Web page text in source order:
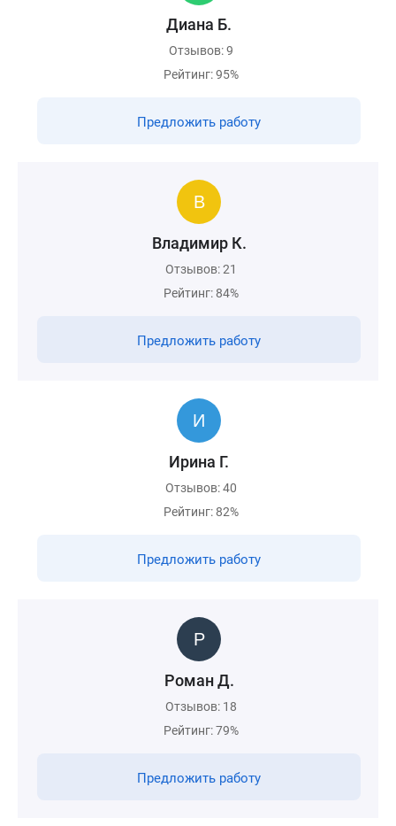
Диана Б.
Отзывов: 9
Рейтинг: 95%
Предложить работу
Владимир К.
Отзывов: 21
Рейтинг: 84%
Предложить работу
Ирина Г.
Отзывов: 40
Рейтинг: 82%
Предложить работу
Роман Д.
Отзывов: 18
Рейтинг: 79%
Предложить работу